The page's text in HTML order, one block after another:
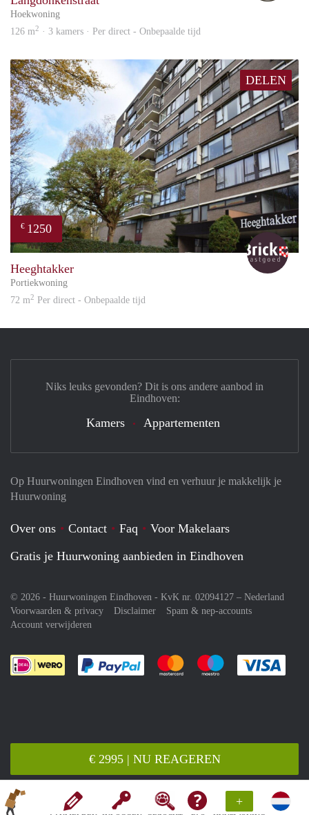
+
€ 2995 | NU REAGEREN
Hoekwoning
126 m2 · 3 kamers · Per direct - Onbepaalde tijd
DELEN
€ 1250
Brick
Heeghtakker
Portiekwoning
72 m2 Per direct - Onbepaalde tijd
Op Huurwoningen Eindhoven vind en verhuur je makkelijk je
Huurwoning
Over ons Contact Faq
Voor Makelaars
Gratis je Huurwoning aanbieden in Eindhoven
© 2026 - Huurwoningen Eindhoven - KvK nr. 02094127 – Nederland
Voorwaarden & privacy
Disclaimer
Spam & nep-accounts
Account verwijderen
Je rekent gemakkelijk af met Paypal
Je rekent gemakkelijk af met
Je rekent
Niks leuks gevonden? Dit is ons andere aanbod in
Eindhoven:
Kamers Appartementen